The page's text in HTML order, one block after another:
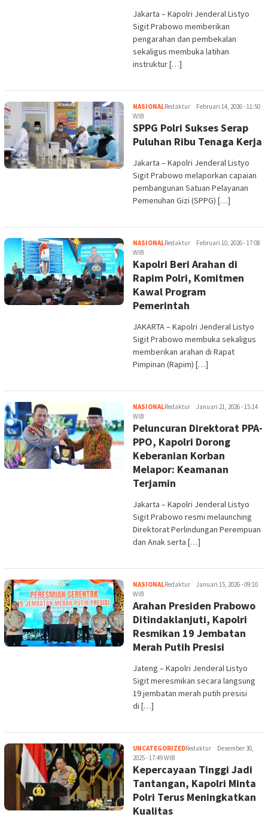
Jakarta – Kapolri Jenderal Listyo
Sigit Prabowo memberikan
pengarahan dan pembekalan
sekaligus membuka latihan
instruktur […]
NASIONALRedaktur
Februari 14, 2026 - 11:50
WIB
SPPG Polri Sukses Serap
Puluhan Ribu Tenaga Kerja
Jakarta – Kapolri Jenderal Listyo
Sigit Prabowo melaporkan capaian
pembangunan Satuan Pelayanan
Pemenuhan Gizi (SPPG) […]
NASIONALRedaktur
Februari 10, 2026 - 17:08
WIB
Kapolri Beri Arahan di
Rapim Polri, Komitmen
Kawal Program
Pemerintah
JAKARTA – Kapolri Jenderal Listyo
Sigit Prabowo membuka sekaligus
memberikan arahan di Rapat
Pimpinan (Rapim) […]
NASIONALRedaktur
Januari 21, 2026 - 15:14
WIB
Peluncuran Direktorat PPA-
PPO, Kapolri Dorong
Keberanian Korban
Melapor: Keamanan
Terjamin
Jakarta – Kapolri Jenderal Listyo
Sigit Prabowo resmi melaunching
Direktorat Perlindungan Perempuan
dan Anak serta […]
NASIONALRedaktur
Januari 15, 2026 - 09:10
WIB
Arahan Presiden Prabowo
Ditindaklanjuti, Kapolri
Resmikan 19 Jembatan
Merah Putih Presisi
Jateng – Kapolri Jenderal Listyo
Sigit meresmikan secara langsung
19 jembatan merah putih presisi
di […]
UNCATEGORIZEDRedaktur
Desember 30,
2025 - 17:49 WIB
Kepercayaan Tinggi Jadi
Tantangan, Kapolri Minta
Polri Terus Meningkatkan
Kualitas